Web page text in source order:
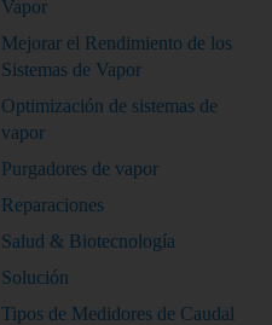
Vapor
Mejorar el Rendimiento de los
Sistemas de Vapor
Optimización de sistemas de
vapor
Purgadores de vapor
Reparaciones
Salud & Biotecnología
Solución
Tipos de Medidores de Caudal